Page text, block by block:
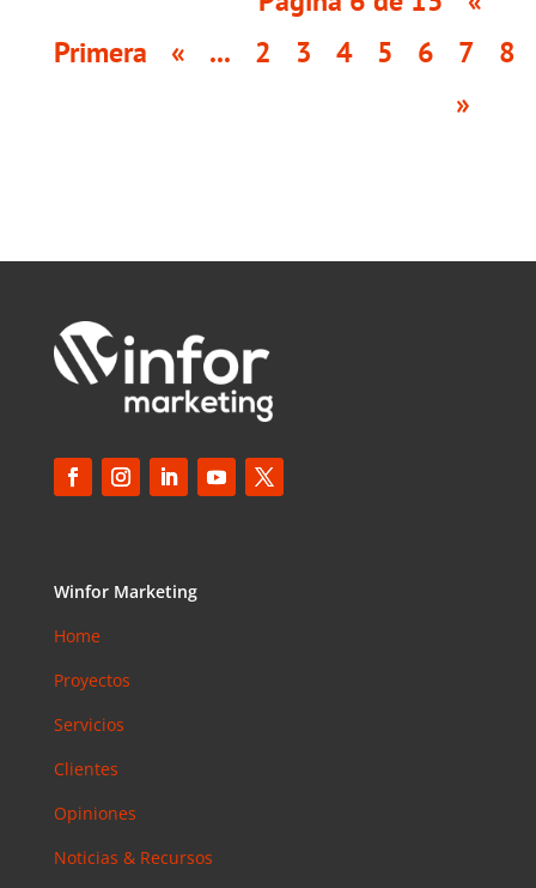
Primera
« ... 2 3 4 5 6 7
8
»
Winfor Marketing
Home
Proyectos
Servicios
Clientes
Opiniones
Noticias & Recursos